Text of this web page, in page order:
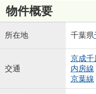
物件概要
所在地 千葉県
交通
京成千
内房線
京葉線